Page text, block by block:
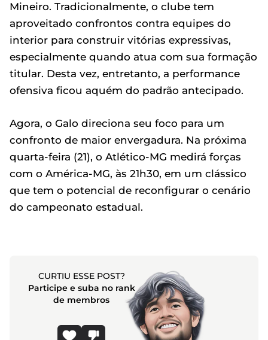
Mineiro. Tradicionalmente, o clube tem
aproveitado confrontos contra equipes do
interior para construir vitórias expressivas,
especialmente quando atua com sua formação
titular. Desta vez, entretanto, a performance
ofensiva ficou aquém do padrão antecipado.
Agora, o Galo direciona seu foco para um
confronto de maior envergadura. Na próxima
quarta-feira (21), o Atlético-MG medirá forças
com o América-MG, às 21h30, em um clássico
que tem o potencial de reconfigurar o cenário
do campeonato estadual.
CURTIU ESSE POST?
Participe e suba no rank
de membros